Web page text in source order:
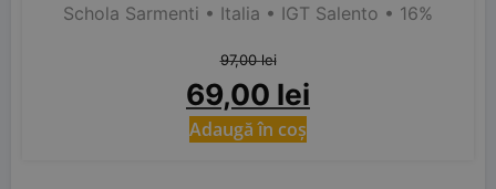
Schola Sarmenti • Italia • IGT Salento • 16%
97,00lei
69,00 lei
Adaugă în coș